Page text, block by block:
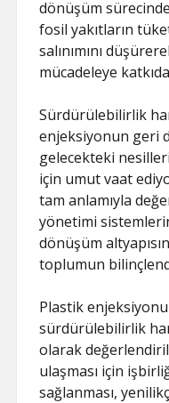
dönüşüm
fosil yakıtların
salınımını
mücadeleye
Sürdürülebilirlik
enjeksiyonun geri
gelecekteki
için umut vaat
tam anlamıyla
yönetimi
dönüşüm
toplumun
Plastik
sürdürülebilirlik
olarak
ulaşması için
sağlanması,